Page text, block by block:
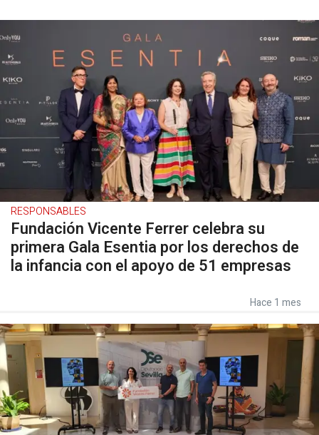
RESPONSABLES
Fundación Vicente Ferrer celebra su
primera Gala Esentia por los derechos de
la infancia con el apoyo de 51 empresas
Hace 1 mes